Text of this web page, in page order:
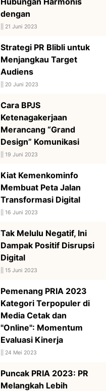
dengan
21 Juni 2023
Strategi PR Blibli untuk
Menjangkau Target
Audiens
20 Juni 2023
Cara BPJS
Ketenagakerjaan
Merancang “Grand
Design” Komunikasi
19 Juni 2023
Kiat Kemenkominfo
Membuat Peta Jalan
Transformasi Digital
16 Juni 2023
Tak Melulu Negatif, Ini
Dampak Positif Disrupsi
Digital
15 Juni 2023
Pemenang PRIA 2023
Kategori Terpopuler di
Media Cetak dan
"Online": Momentum
Evaluasi Kinerja
24 Mei 2023
Puncak PRIA 2023: PR
Melangkah Lebih